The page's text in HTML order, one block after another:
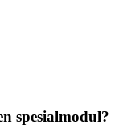
spesialmodul?